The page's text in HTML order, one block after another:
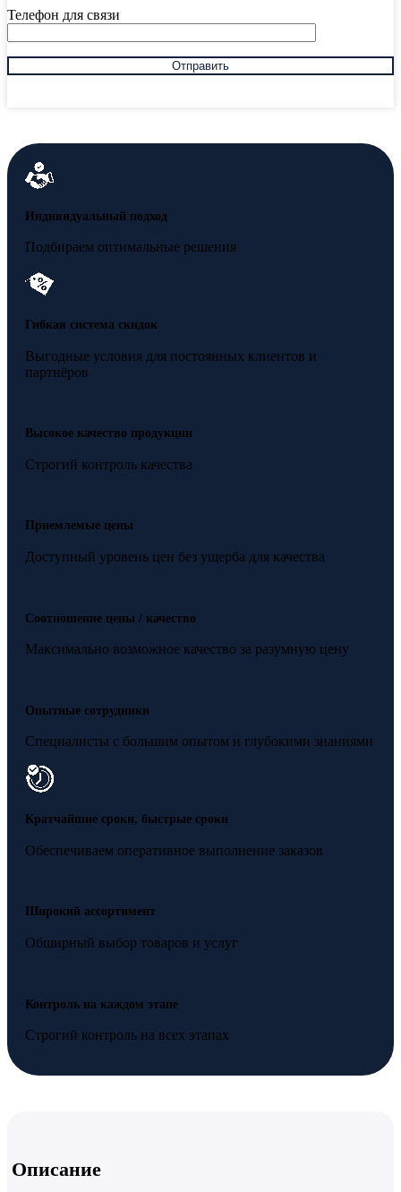
Телефон для связи
Индивидуальный подход
Подбираем оптимальные решения
Гибкая система скидок
Выгодные условия для постоянных клиентов и
партнёров
Высокое качество продукции
Строгий контроль качества
Приемлемые цены
Доступный уровень цен без ущерба для качества
Соотношение цены / качество
Максимально возможное качество за разумную цену
Опытные сотрудники
Специалисты с большим опытом и глубокими знаниями
Кратчайшие сроки, быстрые сроки
Обеспечиваем оперативное выполнение заказов
Широкий ассортимент
Обширный выбор товаров и услуг
Контроль на каждом этапе
Строгий контроль на всех этапах
Описание